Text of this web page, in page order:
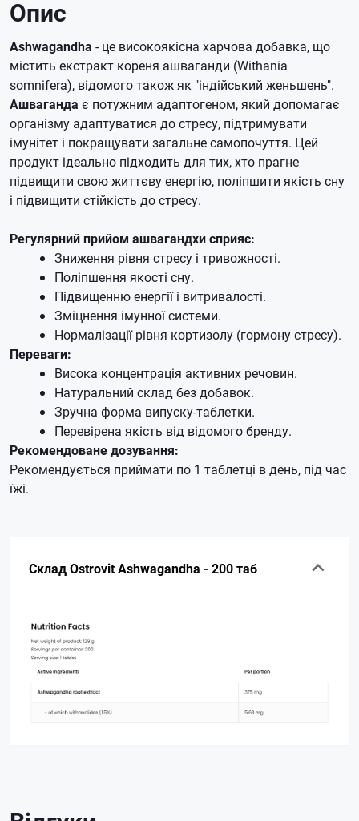
Опис
Ashwagandha - це високоякісна харчова добавка, що
містить екстракт кореня ашваганди (Withania
somnifera), відомого також як "індійський женьшень".
Ашваганда є потужним адаптогеном, який допомагає
організму адаптуватися до стресу, підтримувати
імунітет і покращувати загальне самопочуття. Цей
продукт ідеально підходить для тих, хто прагне
підвищити свою життєву енергію, поліпшити якість сну
і підвищити стійкість до стресу.
Регулярний прийом ашвагандхи сприяє:
Зниження рівня стресу і тривожності.
Поліпшення якості сну.
Підвищенню енергії і витривалості.
Зміцнення імунної системи.
Нормалізації рівня кортизолу (гормону стресу).
Переваги:
Висока концентрація активних речовин.
Натуральний склад без добавок.
Зручна форма випуску-таблетки.
Перевірена якість від відомого бренду.
Рекомендоване дозування:
Рекомендується приймати по 1 таблетці в день, під час
їжі.
Склад Ostrovit Ashwagandha - 200 таб